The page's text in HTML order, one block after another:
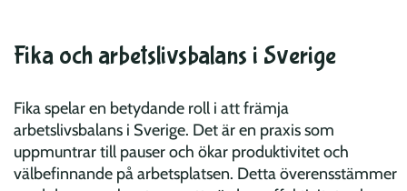
Fika och arbetslivsbalans i Sverige
Fika spelar en betydande roll i att främja
arbetslivsbalans i Sverige. Det är en praxis som
uppmuntrar till pauser och ökar produktivitet och
välbefinnande på arbetsplatsen. Detta överensstämmer